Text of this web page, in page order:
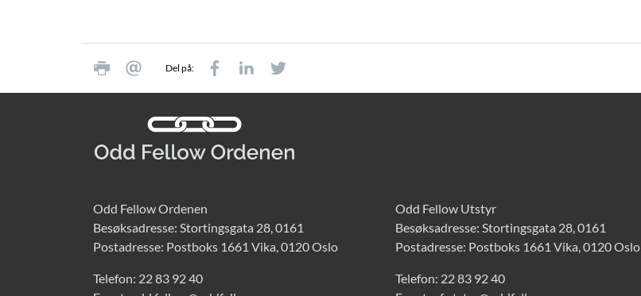
Del på:
Odd Fellow Ordenen
Besøksadresse: Stortingsgata 28, 0161
Postadresse: Postboks 1661 Vika, 0120 Oslo
Telefon: 22 83 92 40
Odd Fellow Utstyr
Besøksadresse: Stortingsgata 28, 0161
Postadresse: Postboks 1661 Vika, 0120 Oslo
Telefon: 22 83 92 40